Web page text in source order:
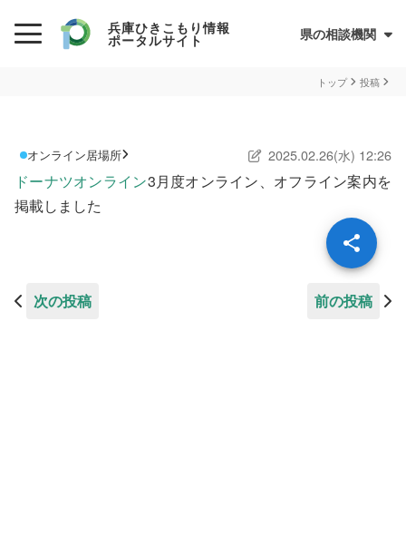
兵庫ひきこもり情報
ポータルサイト 県の相談機関
兵庫県ひきこもり総合支援センター
ひきこもり当事者のためのQ&A集
サイトについて
トップ 投稿
オンライン居場所 2025.02.26(水) 12:26
ドーナツオンライン3月度オンライン、オフライン案内を
掲載しました
次の投稿 前の投稿